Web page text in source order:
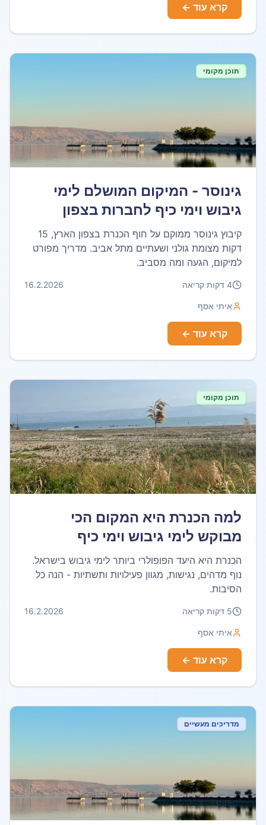
קרא עוד ←
תוכן מקומי
גינוסר - המיקום המושלם לימי
גיבוש וימי כיף לחברות בצפון
קיבוץ גינוסר ממוקם על חוף הכנרת בצפון הארץ, 15
דקות מצומת גולני ושעתיים מתל אביב. מדריך מפורט
למיקום, הגעה ומה מסביב.
4 דקות קריאה 16.2.2026
איתי אסף
קרא עוד ←
תוכן מקומי
למה הכנרת היא המקום הכי
מבוקש לימי גיבוש וימי כיף
לחברות?
הכנרת היא היעד הפופולרי ביותר לימי גיבוש בישראל.
נוף מדהים, נגישות, מגוון פעילויות ותשתיות - הנה כל
הסיבות.
5 דקות קריאה 16.2.2026
איתי אסף
קרא עוד ←
מדריכים מעשיים